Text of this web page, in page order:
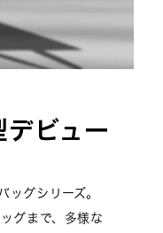
ビュー
ッグシリーズ。
グまで、多様な